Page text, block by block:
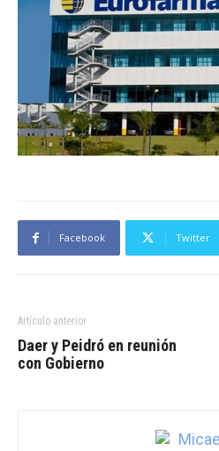
Facebook Twitter
Artículo anterior
Daer y Peidró en reunión
con Gobierno